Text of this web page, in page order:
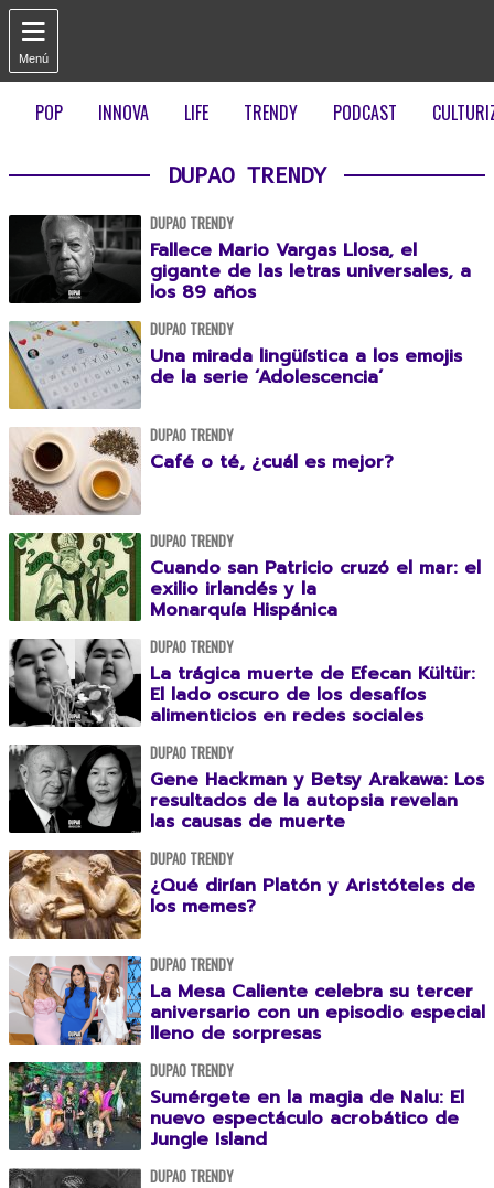

Menú
POP INNOVA LIFE TRENDY PODCAST
DUPAO TRENDY
DUPAO TRENDY
Fallece Mario Vargas Llosa, el
gigante de las letras universales, a
los 89 años
DUPAO TRENDY
Una mirada lingüística a los emojis
de la serie ‘Adolescencia’
DUPAO TRENDY
Café o té, ¿cuál es mejor?
DUPAO TRENDY
Cuando san Patricio cruzó el mar: el
exilio irlandés y la
Monarquía Hispánica
DUPAO TRENDY
La trágica muerte de Efecan Kültür:
El lado oscuro de los desafíos
alimenticios en redes sociales
DUPAO TRENDY
Gene Hackman y Betsy Arakawa: Los
resultados de la autopsia revelan
las causas de muerte
DUPAO TRENDY
¿Qué dirían Platón y Aristóteles de
los memes?
DUPAO TRENDY
La Mesa Caliente celebra su tercer
aniversario con un episodio especial
lleno de sorpresas
DUPAO TRENDY
Sumérgete en la magia de Nalu: El
nuevo espectáculo acrobático de
Jungle Island
DUPAO TRENDY